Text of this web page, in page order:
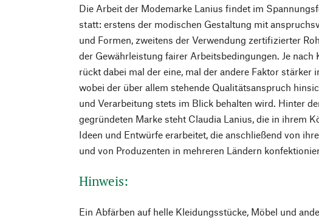
Die Arbeit der Modemarke Lanius findet im
statt: erstens der modischen Gestaltung mit
und Formen, zweitens der Verwendung zertifizierter
der Gewährleistung fairer Arbeitsbedingungen. Je nach
rückt dabei mal der eine, mal der andere Faktor stärker
wobei der über allem stehende Qualitätsanspruch
und Verarbeitung stets im Blick behalten wird. Hinter
gegründeten Marke steht Claudia Lanius, die in ihrem
Ideen und Entwürfe erarbeitet, die anschließend von
und von Produzenten in mehreren Ländern
Hinweis:
Ein Abfärben auf helle Kleidungsstücke, Möbel und